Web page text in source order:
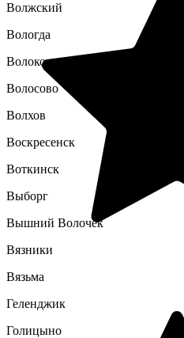
Волжский
Вологда
Волоколамск
Волосово
Волхов
Воскресенск
Воткинск
Выборг
Вышний Волочек
Вязники
Вязьма
Геленджик
Голицыно